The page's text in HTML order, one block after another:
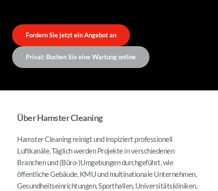
Fordern Sie jetzt ein Angebot an
Privat: Buchen Sie eine Wartung online
Über Hamster Cleaning
Hamster Cleaning reinigt und inspiziert professionell
Luftkanäle. Täglich werden Projekte in verschiedenen
Branchen und (Büro-)Umgebungen durchgeführt, wie
öffentliche Gebäude, KMU und multinationale Unternehmen,
Gesundheitseinrichtungen, Sporthallen, Universitätskliniken,